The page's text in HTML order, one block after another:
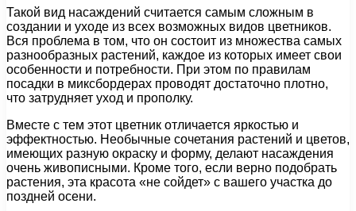
Такой вид насаждений считается самым сложным в
создании и уходе из всех возможных видов цветников.
Вся проблема в том, что он состоит из множества самых
разнообразных растений, каждое из которых имеет свои
особенности и потребности. При этом по правилам
посадки в миксбордерах проводят достаточно плотно,
что затрудняет уход и прополку.
Вместе с тем этот цветник отличается яркостью и
эффектностью. Необычные сочетания растений и цветов,
имеющих разную окраску и форму, делают насаждения
очень живописными. Кроме того, если верно подобрать
растения, эта красота «не сойдет» с вашего участка до
поздней осени.